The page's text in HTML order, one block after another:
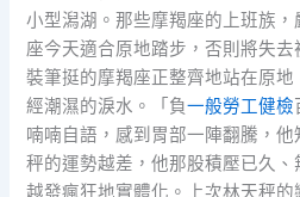
小型潟湖。那些摩羯座的上班族
座今天適合原地踏步，否則將失
裝筆挺的摩羯座正整齊地站在原
經潮濕的淚水。「負一般勞工健檢
喃喃自語，感到胃部一陣翻騰，
秤的運勢越差，他那股積壓已久
越發瘋狂地實體化。上次林天秤